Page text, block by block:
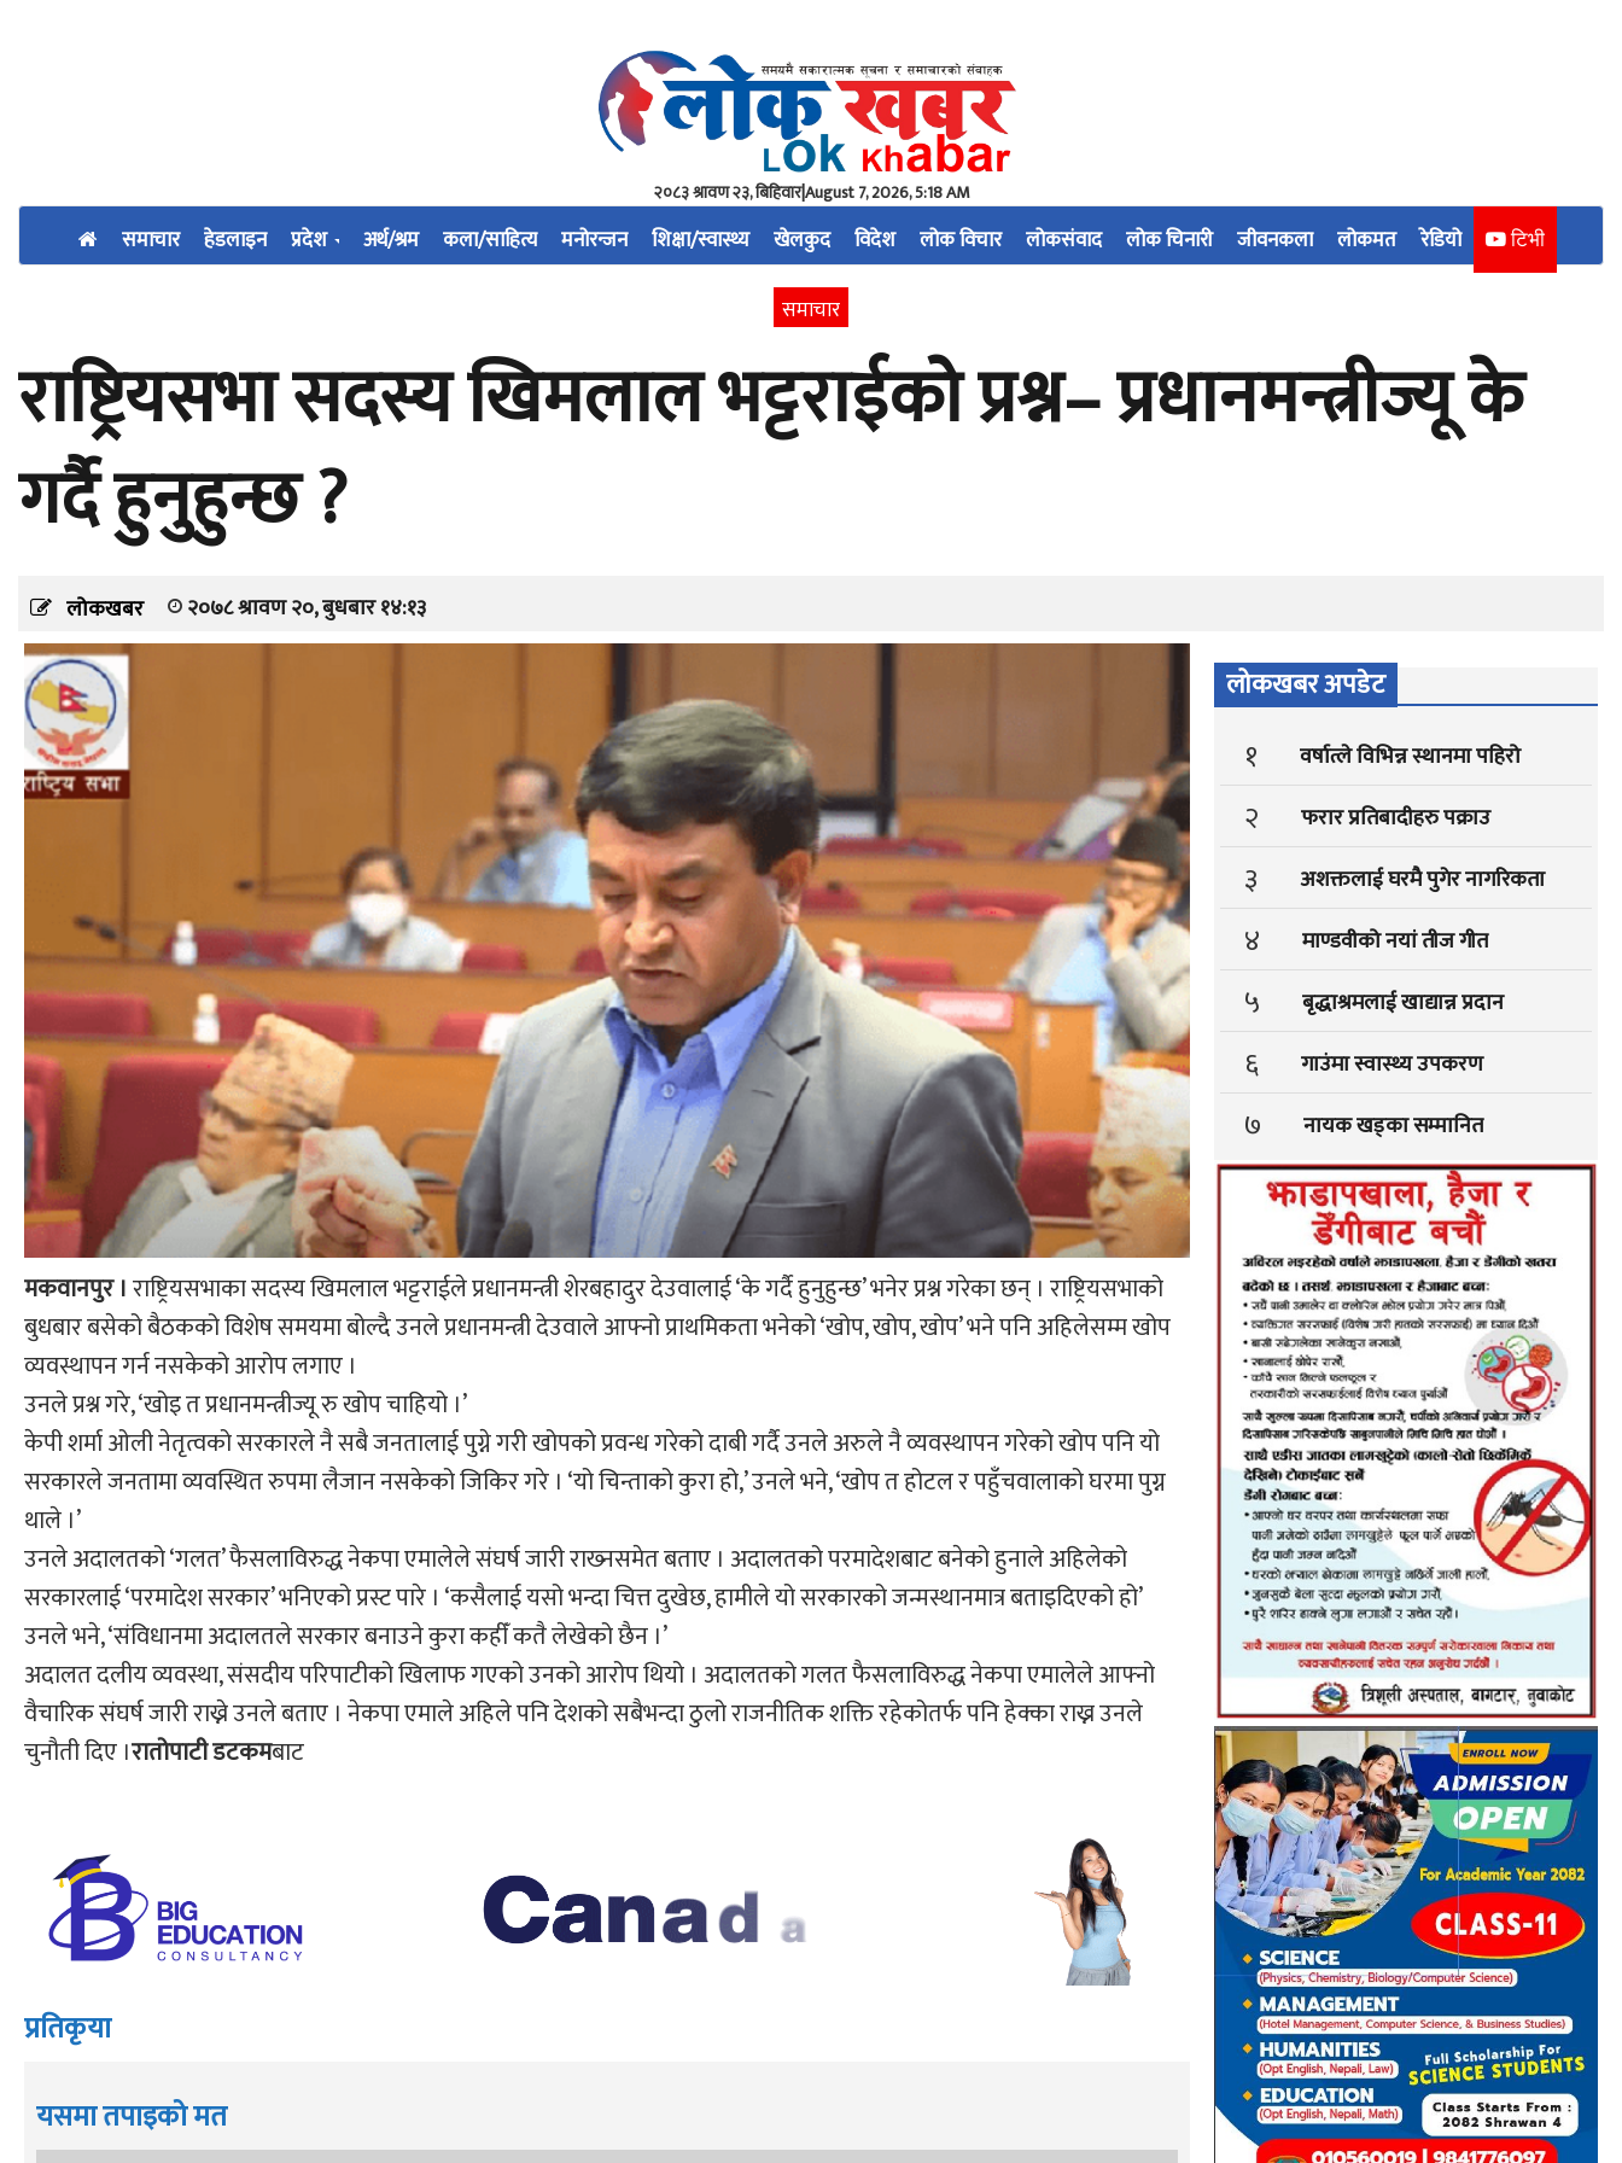
२०८३ श्रावण २३, बिहिवार|August 7, 2026, 5:18 AM
समाचार हेडलाइन प्रदेश अर्थ/श्रम कला/साहित्य मनोरन्जन शिक्षा/स्वास्थ्य खेलकुद विदेश लोक विचार लोकसंवाद लोक चिनारी जीवनकला लोकमत रेडियो टिभी
समाचार
राष्ट्रियसभा सदस्य खिमलाल भट्टराईको प्रश्न– प्रधानमन्त्रीज्यू के
गर्दै हुनुहुन्छ ?
लोकखबर २०७८ श्रावण २०, बुधबार १४:१३
मकवानपुर ।राष्ट्रियसभाका सदस्य खिमलाल भट्टराईले प्रधानमन्त्री शेरबहादुर देउवालाई ‘के गर्दै हुनुहुन्छ’ भनेर प्रश्न गरेका छन् । राष्ट्रियसभाको
बुधबार बसेको बैठकको विशेष समयमा बोल्दै उनले प्रधानमन्त्री देउवाले आफ्नो प्राथमिकता भनेको ‘खोप, खोप, खोप’ भने पनि अहिलेसम्म खोप
व्यवस्थापन गर्न नसकेको आरोप लगाए ।
उनले प्रश्न गरे, ‘खोइ त प्रधानमन्त्रीज्यू रु खोप चाहियो ।’
केपी शर्मा ओली नेतृत्वको सरकारले नै सबै जनतालाई पुग्ने गरी खोपको प्रवन्ध गरेको दाबी गर्दै उनले अरुले नै व्यवस्थापन गरेको खोप पनि यो
सरकारले जनतामा व्यवस्थित रुपमा लैजान नसकेको जिकिर गरे । ‘यो चिन्ताको कुरा हो,’ उनले भने, ‘खोप त होटल र पहुँचवालाको घरमा पुग्न
थाले ।’
उनले अदालतको ‘गलत’ फैसलाविरुद्ध नेकपा एमालेले संघर्ष जारी राख्‍नसमेत बताए । अदालतको परमादेशबाट बनेको हुनाले अहिलेको
सरकारलाई ‘परमादेश सरकार’ भनिएको प्रस्ट पारे । ‘कसैलाई यसो भन्दा चित्त दुखेछ, हामीले यो सरकारको जन्मस्थानमात्र बताइदिएको हो’
उनले भने, ‘संविधानमा अदालतले सरकार बनाउने कुरा कहीँ कतै लेखेको छैन ।’
अदालत दलीय व्यवस्था, संसदीय परिपाटीको खिलाफ गएको उनको आरोप थियो । अदालतको गलत फैसलाविरुद्ध नेकपा एमालेले आफ्नो
वैचारिक संघर्ष जारी राख्ने उनले बताए । नेकपा एमाले अहिले पनि देशको सबैभन्दा ठुलो राजनीतिक शक्ति रहेकोतर्फ पनि हेक्का राख्न उनले
चुनौती दिए ।रातोपाटी डटकमबाट
प्रतिकृया
यसमा तपाइको मत
लोकखबर अपडेट
१ वर्षात्ले विभिन्न स्थानमा पहिरो
२ फरार प्रतिबादीहरु पक्राउ
३ अशक्तलाई घरमै पुगेर नागरिकता
४ माण्डवीको नयां तीज गीत
५ बृद्धाश्रमलाई खाद्यान्न प्रदान
६ गाउंमा स्वास्थ्य उपकरण
७ नायक खड्का सम्मानित